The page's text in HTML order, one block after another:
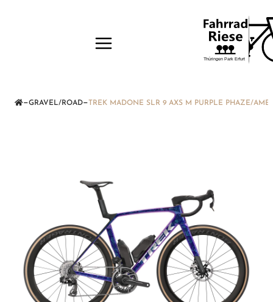
—GRAVEL/ROAD—TREK MADONE SLR 9 AXS M PURPLE PHAZE/